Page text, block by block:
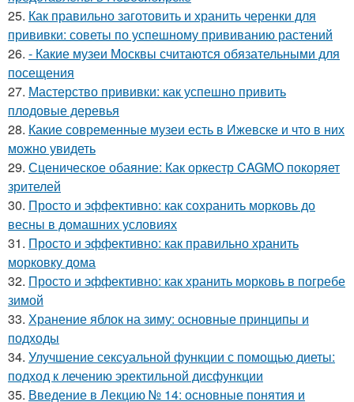
25. Как правильно заготовить и хранить черенки для
прививки: советы по успешному прививанию растений
26. - Какие музеи Москвы считаются обязательными для
посещения
27. Мастерство прививки: как успешно привить
плодовые деревья
28. Какие современные музеи есть в Ижевске и что в них
можно увидеть
29. Сценическое обаяние: Как оркестр CAGMO покоряет
зрителей
30. Просто и эффективно: как сохранить морковь до
весны в домашних условиях
31. Просто и эффективно: как правильно хранить
морковку дома
32. Просто и эффективно: как хранить морковь в погребе
зимой
33. Хранение яблок на зиму: основные принципы и
подходы
34. Улучшение сексуальной функции с помощью диеты:
подход к лечению эректильной дисфункции
35. Введение в Лекцию № 14: основные понятия и